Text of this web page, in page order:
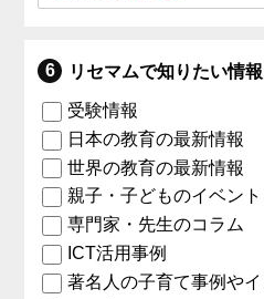
リセマムで知りたい情
受験情報
日本の教育の最新情報
世界の教育の最新情報
親子・子どものイベン
専門家・先生のコラム
ICT活用事例
著名人の子育て事例や